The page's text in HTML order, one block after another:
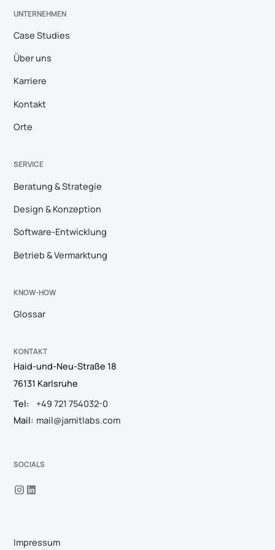
UNTERNEHMEN
Case Studies
Über uns
Karriere
Kontakt
Orte
SERVICE
Beratung & Strategie
Design & Konzeption
Software-Entwicklung
Betrieb & Vermarktung
KNOW-HOW
Glossar
KONTAKT
Haid-und-Neu-Straße 18
76131 Karlsruhe
Tel:
+49 721 754032-0
Mail: mail@jamitlabs.com
SOCIALS
Impressum